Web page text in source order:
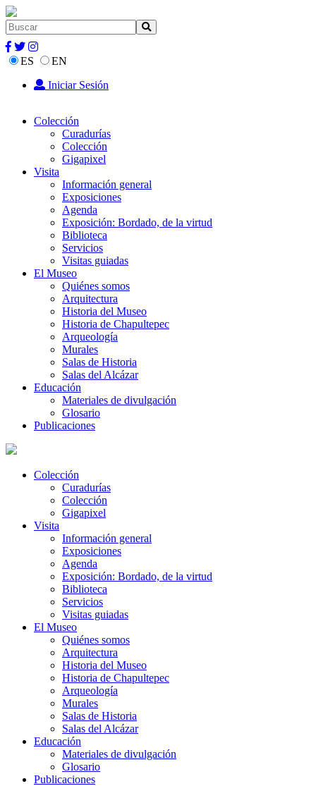
ES
EN
Iniciar Sesión
Colección
Curadurías
Colección
Gigapixel
Visita
Información general
Exposiciones
Agenda
Exposición: Bordado, de la virtud
Biblioteca
Servicios
Visitas guiadas
El Museo
Quiénes somos
Arquitectura
Historia del Museo
Historia de Chapultepec
Arqueología
Murales
Salas de Historia
Salas del Alcázar
Educación
Materiales de divulgación
Glosario
Publicaciones
Colección
Curadurías
Colección
Gigapixel
Visita
Información general
Exposiciones
Agenda
Exposición: Bordado, de la virtud
Biblioteca
Servicios
Visitas guiadas
El Museo
Quiénes somos
Arquitectura
Historia del Museo
Historia de Chapultepec
Arqueología
Murales
Salas de Historia
Salas del Alcázar
Educación
Materiales de divulgación
Glosario
Publicaciones